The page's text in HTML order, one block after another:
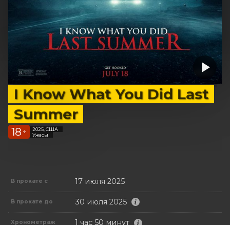
I Know What You Did Last
Summer
18 +
2025, США
Ужасы
В прокате с 17 июля 2025
В прокате до 30 июля 2025
Хронометраж 1 час 50 минут